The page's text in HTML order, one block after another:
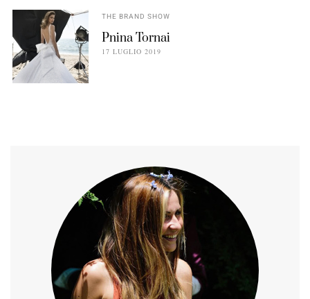
THE BRAND SHOW
Pnina Tornai
17 LUGLIO 2019